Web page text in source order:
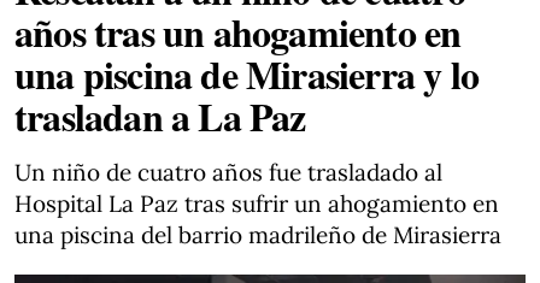
años tras un ahogamiento en
una piscina de Mirasierra y lo
trasladan a La Paz
Un niño de cuatro años fue trasladado al
Hospital La Paz tras sufrir un ahogamiento en
una piscina del barrio madrileño de Mirasierra